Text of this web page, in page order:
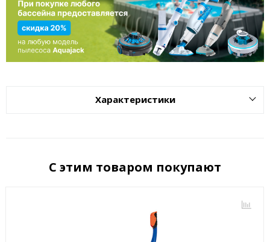
Характеристики
С этим товаром покупают